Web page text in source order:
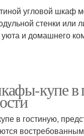
угловой шкаф
стенки или
уюта и домашнего
купе в
в гостиную,